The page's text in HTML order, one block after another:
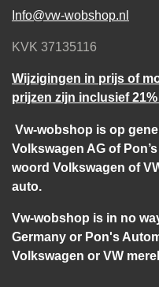
Info@vw-wobshop.nl
KVK 37135116
Wijzigingen in prijs of
prijzen zijn inclusief 21%
Vw-wobshop is op
Volkswagen AG of
woord Volkswagen of
auto.
Vw-wobshop is in no
Germany or Pon's
Volkswagen or VW